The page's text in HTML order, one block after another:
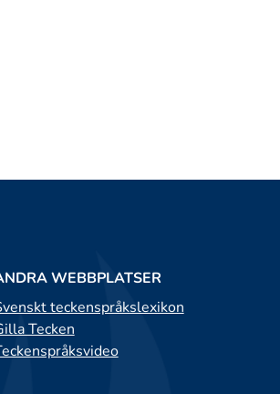
WEBBPLATSER
teckenspråkslexikon
Tecken